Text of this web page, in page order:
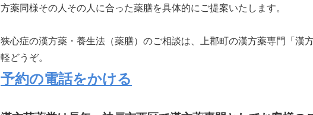
方薬同様その人その人に合った薬膳を具体的にご提案いたします。
狭心症の漢方薬・養生法（薬膳）のご相談は、上郡町の漢方薬専門「漢
軽どうぞ。
予約の電話をかける